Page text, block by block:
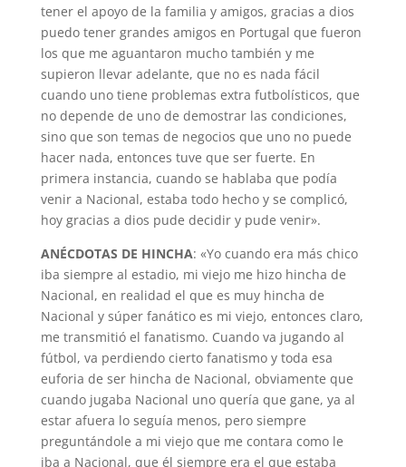
tener el apoyo de la familia y amigos, gracias a dios
puedo tener grandes amigos en Portugal que fueron
los que me aguantaron mucho también y me
supieron llevar adelante, que no es nada fácil
cuando uno tiene problemas extra futbolísticos, que
no depende de uno de demostrar las condiciones,
sino que son temas de negocios que uno no puede
hacer nada, entonces tuve que ser fuerte. En
primera instancia, cuando se hablaba que podía
venir a Nacional, estaba todo hecho y se complicó,
hoy gracias a dios pude decidir y pude venir».
ANÉCDOTAS DE HINCHA: «Yo cuando era más chico
iba siempre al estadio, mi viejo me hizo hincha de
Nacional, en realidad el que es muy hincha de
Nacional y súper fanático es mi viejo, entonces claro,
me transmitió el fanatismo. Cuando va jugando al
fútbol, va perdiendo cierto fanatismo y toda esa
euforia de ser hincha de Nacional, obviamente que
cuando jugaba Nacional uno quería que gane, ya al
estar afuera lo seguía menos, pero siempre
preguntándole a mi viejo que me contara como le
iba a Nacional, que él siempre era el que estaba